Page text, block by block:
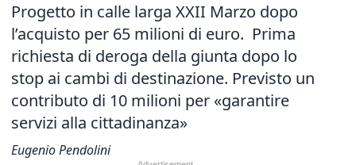
Progetto in calle larga XXII Marzo dopo
l’acquisto per 65 milioni di euro. Prima
richiesta di deroga della giunta dopo lo
stop ai cambi di destinazione. Previsto un
contributo di 10 milioni per «garantire
servizi alla cittadinanza»
Eugenio Pendolini